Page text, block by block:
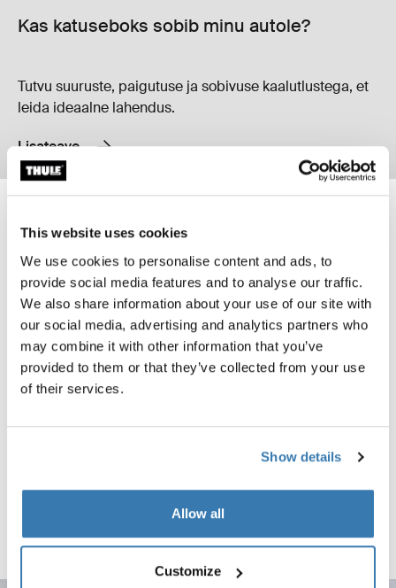
This website uses cookies
We use cookies to personalise content and ads, to
provide social media features and to analyse our traffic.
We also share information about your use of our site with
our social media, advertising and analytics partners who
may combine it with other information that you’ve
provided to them or that they’ve collected from your use
of their services.
Show details
Allow all
Customize
Kas katuseboks sobib minu autole?
Tutvu suuruste, paigutuse ja sobivuse kaalutlustega, et
leida ideaalne lahendus.
Lisateave
Thule Motion 3 XXL Low Black Glossy (selected)
Thule Motion 3 XXL Low
Auhinnatud aerodünaamiline
madalaprofiililine 480-liitrine
katuseboks
1 088,95 €
Võrdle toodet
Thule Force 3 L Sport
Vastupidav kitsa profiiliga 300-
liitrine katuseboks jätab ruumi
muule varustusele
601,95 €
Võrdle toodet
liitrine katuseboks igapäevasteks